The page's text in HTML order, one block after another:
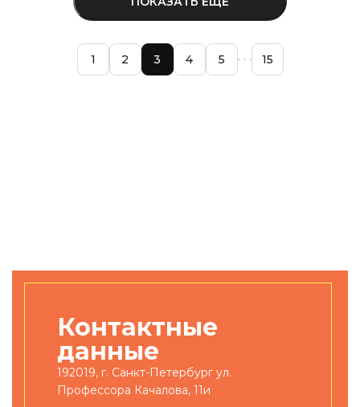
1 2 3 4 5 15
Контактные
данные
192019, г. Санкт-Петербург ул.
Профессора Качалова, 11и